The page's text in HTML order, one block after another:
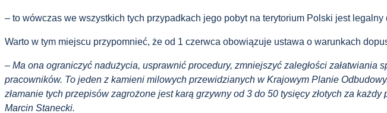
– to wówczas we wszystkich tych przypadkach jego pobyt na terytorium Polski jest legalny
Warto w tym miejscu przypomnieć, że od 1 czerwca obowiązuje ustawa o warunkach
– Ma ona ograniczyć nadużycia, usprawnić procedury, zmniejszyć zaległości
pracowników. To jeden z kamieni milowych przewidzianych w Krajowym Planie
złamanie tych przepisów zagrożone jest karą grzywny od 3 do 50 tysięcy złotych za
Marcin Stanecki.